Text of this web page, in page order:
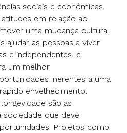
sociais e económicas.
em relação ao
uma mudança cultural.
ajudar as pessoas a viver
e independentes, e
um melhor
inerentes a uma
envelhecimento.
são as
sociedade que deve
Projetos como